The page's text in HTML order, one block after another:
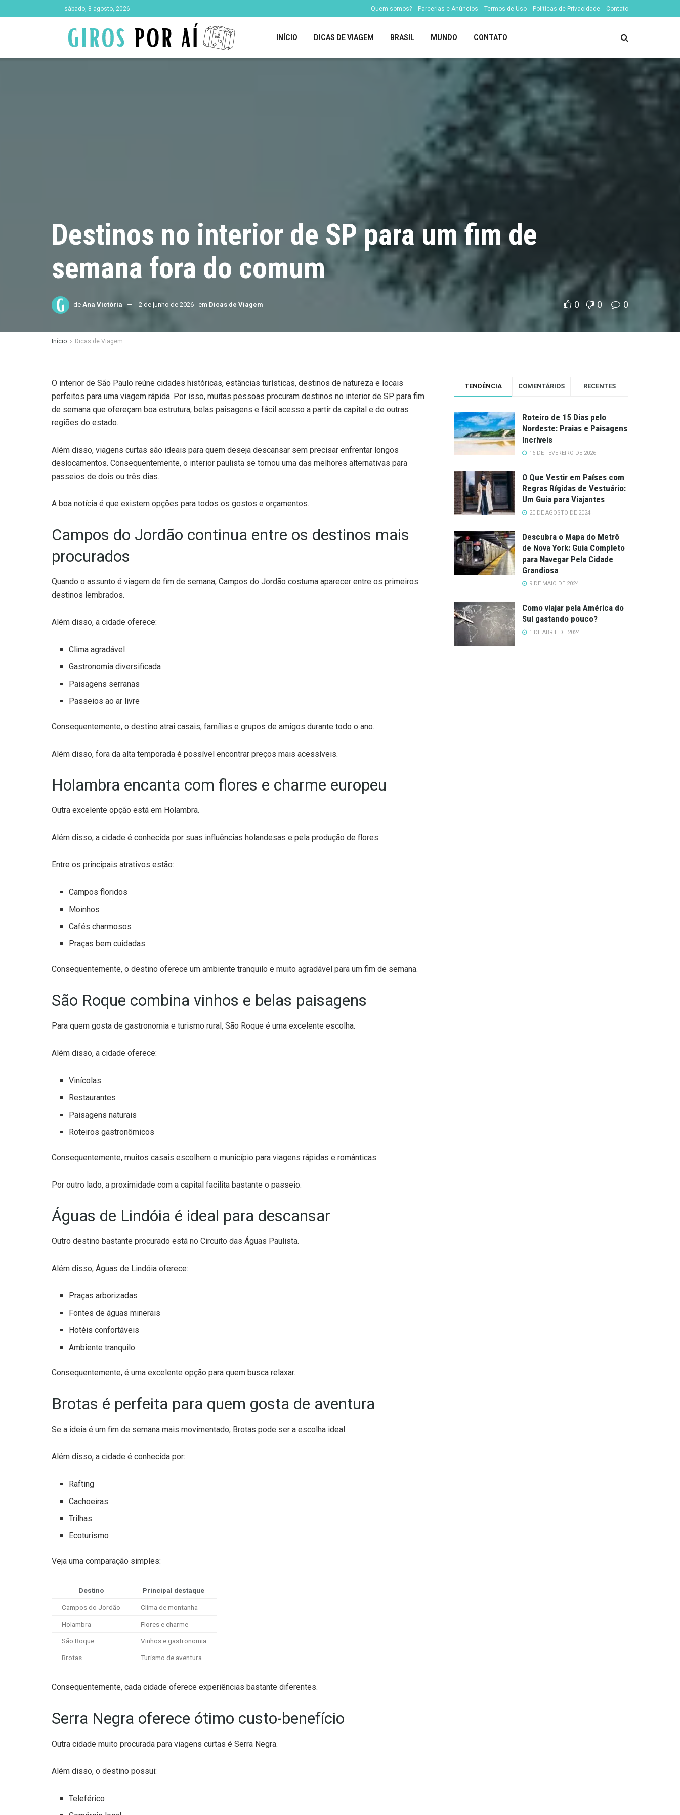
sábado, 8 agosto, 2026 Quem somos? Parcerias e Anúncios Termos de Uso Políticas de Privacidade Contato
INÍCIO DICAS DE VIAGEM BRASIL MUNDO CONTATO
Destinos no interior de SP para um fim de
semana fora do comum
de Ana Victória 2 de junho de 2026 em Dicas de Viagem 0 0 0
Início Dicas de Viagem
O interior de São Paulo reúne cidades históricas, estâncias turísticas, destinos de natureza e locais
perfeitos para uma viagem rápida. Por isso, muitas pessoas procuram destinos no interior de SP para fim
de semana que ofereçam boa estrutura, belas paisagens e fácil acesso a partir da capital e de outras
regiões do estado.
Além disso, viagens curtas são ideais para quem deseja descansar sem precisar enfrentar longos
deslocamentos. Consequentemente, o interior paulista se tornou uma das melhores alternativas para
passeios de dois ou três dias.
A boa notícia é que existem opções para todos os gostos e orçamentos.
Campos do Jordão continua entre os destinos mais
procurados
Quando o assunto é viagem de fim de semana, Campos do Jordão costuma aparecer entre os primeiros
destinos lembrados.
Além disso, a cidade oferece:
Clima agradável
Gastronomia diversificada
Paisagens serranas
Passeios ao ar livre
Consequentemente, o destino atrai casais, famílias e grupos de amigos durante todo o ano.
Além disso, fora da alta temporada é possível encontrar preços mais acessíveis.
Holambra encanta com flores e charme europeu
Outra excelente opção está em Holambra.
Além disso, a cidade é conhecida por suas influências holandesas e pela produção de flores.
Entre os principais atrativos estão:
Campos floridos
Moinhos
Cafés charmosos
Praças bem cuidadas
Consequentemente, o destino oferece um ambiente tranquilo e muito agradável para um fim de semana.
São Roque combina vinhos e belas paisagens
Para quem gosta de gastronomia e turismo rural, São Roque é uma excelente escolha.
Além disso, a cidade oferece:
Vinícolas
Restaurantes
Paisagens naturais
Roteiros gastronômicos
Consequentemente, muitos casais escolhem o município para viagens rápidas e românticas.
Por outro lado, a proximidade com a capital facilita bastante o passeio.
Águas de Lindóia é ideal para descansar
Outro destino bastante procurado está no Circuito das Águas Paulista.
Além disso, Águas de Lindóia oferece:
Praças arborizadas
Fontes de águas minerais
Hotéis confortáveis
Ambiente tranquilo
Consequentemente, é uma excelente opção para quem busca relaxar.
Brotas é perfeita para quem gosta de aventura
Se a ideia é um fim de semana mais movimentado, Brotas pode ser a escolha ideal.
Além disso, a cidade é conhecida por:
Rafting
Cachoeiras
Trilhas
Ecoturismo
Veja uma comparação simples:
Destino Principal destaque
Campos do Jordão Clima de montanha
Holambra Flores e charme
São Roque Vinhos e gastronomia
Brotas Turismo de aventura
Consequentemente, cada cidade oferece experiências bastante diferentes.
Serra Negra oferece ótimo custo-benefício
Outra cidade muito procurada para viagens curtas é Serra Negra.
Além disso, o destino possui:
Teleférico
TENDÊNCIA COMENTÁRIOS RECENTES
Roteiro de 15 Dias pelo
Nordeste: Praias e Paisagens
Incríveis
16 DE FEVEREIRO DE 2026
O Que Vestir em Países com
Regras Rígidas de Vestuário:
Um Guia para Viajantes
20 DE AGOSTO DE 2024
Descubra o Mapa do Metrô
de Nova York: Guia Completo
para Navegar Pela Cidade
Grandiosa
9 DE MAIO DE 2024
Como viajar pela América do
Sul gastando pouco?
1 DE ABRIL DE 2024